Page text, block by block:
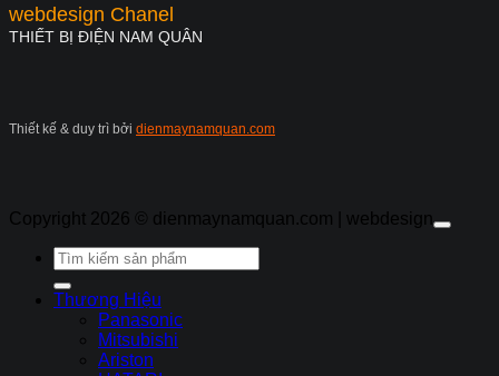
webdesign Chanel
THIẾT BỊ ĐIỆN NAM QUÂN
Thiết kế & duy trì bởi dienmaynamquan.com
Copyright 2026 © dienmaynamquan.com | webdesign
Tìm
kiếm:
Thương Hiệu
Panasonic
Mitsubishi
Ariston